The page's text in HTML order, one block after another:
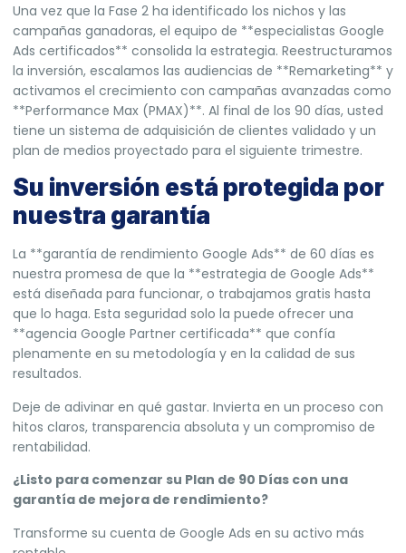
Una vez que la Fase 2 ha identificado los nichos y las
campañas ganadoras, el equipo de **especialistas Google
Ads certificados** consolida la estrategia. Reestructuramos
la inversión, escalamos las audiencias de **Remarketing** y
activamos el crecimiento con campañas avanzadas como
**Performance Max (PMAX)**. Al final de los 90 días, usted
tiene un sistema de adquisición de clientes validado y un
plan de medios proyectado para el siguiente trimestre.
Su inversión está protegida por
nuestra garantía
La **garantía de rendimiento Google Ads** de 60 días es
nuestra promesa de que la **estrategia de Google Ads**
está diseñada para funcionar, o trabajamos gratis hasta
que lo haga. Esta seguridad solo la puede ofrecer una
**agencia Google Partner certificada** que confía
plenamente en su metodología y en la calidad de sus
resultados.
Deje de adivinar en qué gastar. Invierta en un proceso con
hitos claros, transparencia absoluta y un compromiso de
rentabilidad.
¿Listo para comenzar su Plan de 90 Días con una
garantía de mejora de rendimiento?
Transforme su cuenta de Google Ads en su activo más